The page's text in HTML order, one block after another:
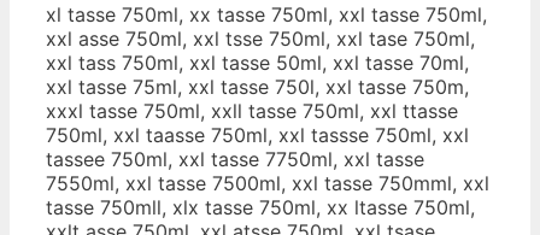
xl tasse 750ml, xx tasse 750ml, xxl tasse 750ml,
xxl asse 750ml, xxl tsse 750ml, xxl tase 750ml,
xxl tass 750ml, xxl tasse 50ml, xxl tasse 70ml,
xxl tasse 75ml, xxl tasse 750l, xxl tasse 750m,
xxxl tasse 750ml, xxll tasse 750ml, xxl ttasse
750ml, xxl taasse 750ml, xxl tassse 750ml, xxl
tassee 750ml, xxl tasse 7750ml, xxl tasse
7550ml, xxl tasse 7500ml, xxl tasse 750mml, xxl
tasse 750mll, xlx tasse 750ml, xx ltasse 750ml,